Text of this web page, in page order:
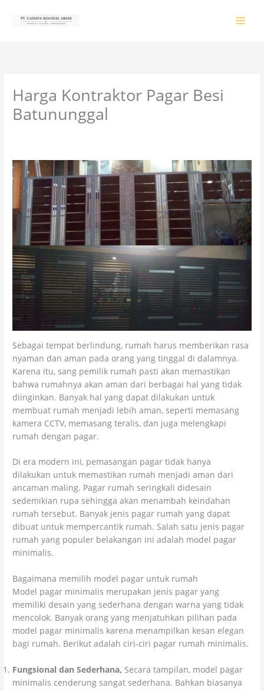
Harga Kontraktor Pagar Besi
Batununggal
Sebagai tempat berlindung, rumah harus memberikan rasa
nyaman dan aman pada orang yang tinggal di dalamnya.
Karena itu, sang pemilik rumah pasti akan memastikan
bahwa rumahnya akan aman dari berbagai hal yang tidak
diinginkan. Banyak hal yang dapat dilakukan untuk
membuat rumah menjadi lebih aman, seperti memasang
kamera CCTV, memasang teralis, dan juga melengkapi
rumah dengan pagar.
Di era modern ini, pemasangan pagar tidak hanya
dilakukan untuk memastikan rumah menjadi aman dari
ancaman maling. Pagar rumah seringkali didesain
sedemikian rupa sehingga akan menambah keindahan
rumah tersebut. Banyak jenis pagar rumah yang dapat
dibuat untuk mempercantik rumah. Salah satu jenis pagar
rumah yang populer belakangan ini adalah model pagar
minimalis.
Bagaimana memilih model pagar untuk rumah
Model pagar minimalis merupakan jenis pagar yang
memiliki desain yang sederhana dengan warna yang tidak
mencolok. Banyak orang yang menjatuhkan pilihan pada
model pagar minimalis karena menampilkan kesan elegan
bagi rumah. Berikut adalah ciri-ciri pagar rumah minimalis.
Fungsional dan Sederhana, Secara tampilan, model pagar
minimalis cenderung sangat sederhana. Bahkan biasanya